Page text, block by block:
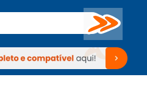
Buscar
Periféricos TV Venda no KaBuM!
TV Venda no KaBuM!